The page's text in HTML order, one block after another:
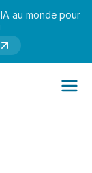
au monde pour